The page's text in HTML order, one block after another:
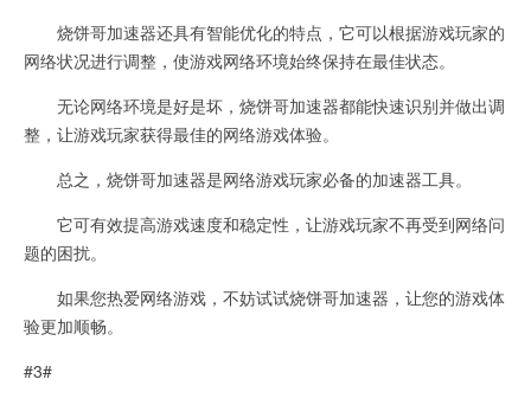
烧饼哥加速器还具有智能优化的特点，它可以根据游戏玩家的
网络状况进行调整，使游戏网络环境始终保持在最佳状态。
无论网络环境是好是坏，烧饼哥加速器都能快速识别并做出调
整，让游戏玩家获得最佳的网络游戏体验。
总之，烧饼哥加速器是网络游戏玩家必备的加速器工具。
它可有效提高游戏速度和稳定性，让游戏玩家不再受到网络问
题的困扰。
如果您热爱网络游戏，不妨试试烧饼哥加速器，让您的游戏体
验更加顺畅。
#3#